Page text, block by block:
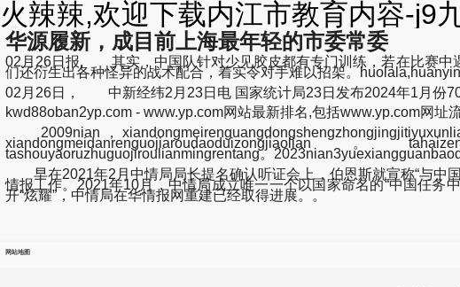
火辣辣,欢迎下载内江市教育内容-j9
华源履新，成目前上海最年轻的市委常委
02月26日报, 其实，中国队针对少见胶皮都有专门训练，若在比赛中
们还衍生出各种怪异的战术配合，着实令对手难以招架。
02月26日， 中新经纬2月23日电 国家统计局23日发布2024年1月份70
kwd88oban2yp.com - www.yp.com网站最新排名,包括www.yp.com网址
2009nian，
xiandongmeidanrenguojiaroudaoduizongjiaolian。
tashouyaoruzhuguojiroulianmingrentang。
早在2021年2月中情局局长提名确认听证会上，伯恩斯就宣称“与中国
情报工作。2021年10月，中情局成立唯一一个以国家命名的“中国任务
开“炫耀”，中情局在华情报网重建已经取得进展。。
网站地图